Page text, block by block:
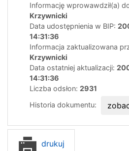
Informację wprowawdził(a)
Krzywnicki
Data udostępnienia w BIP:
14:31:36
Informacja zaktualizowana
Krzywnicki
Data ostatniej aktualizacji:
14:31:36
Liczba odsłon: 2931
Historia dokumentu:
drukuj